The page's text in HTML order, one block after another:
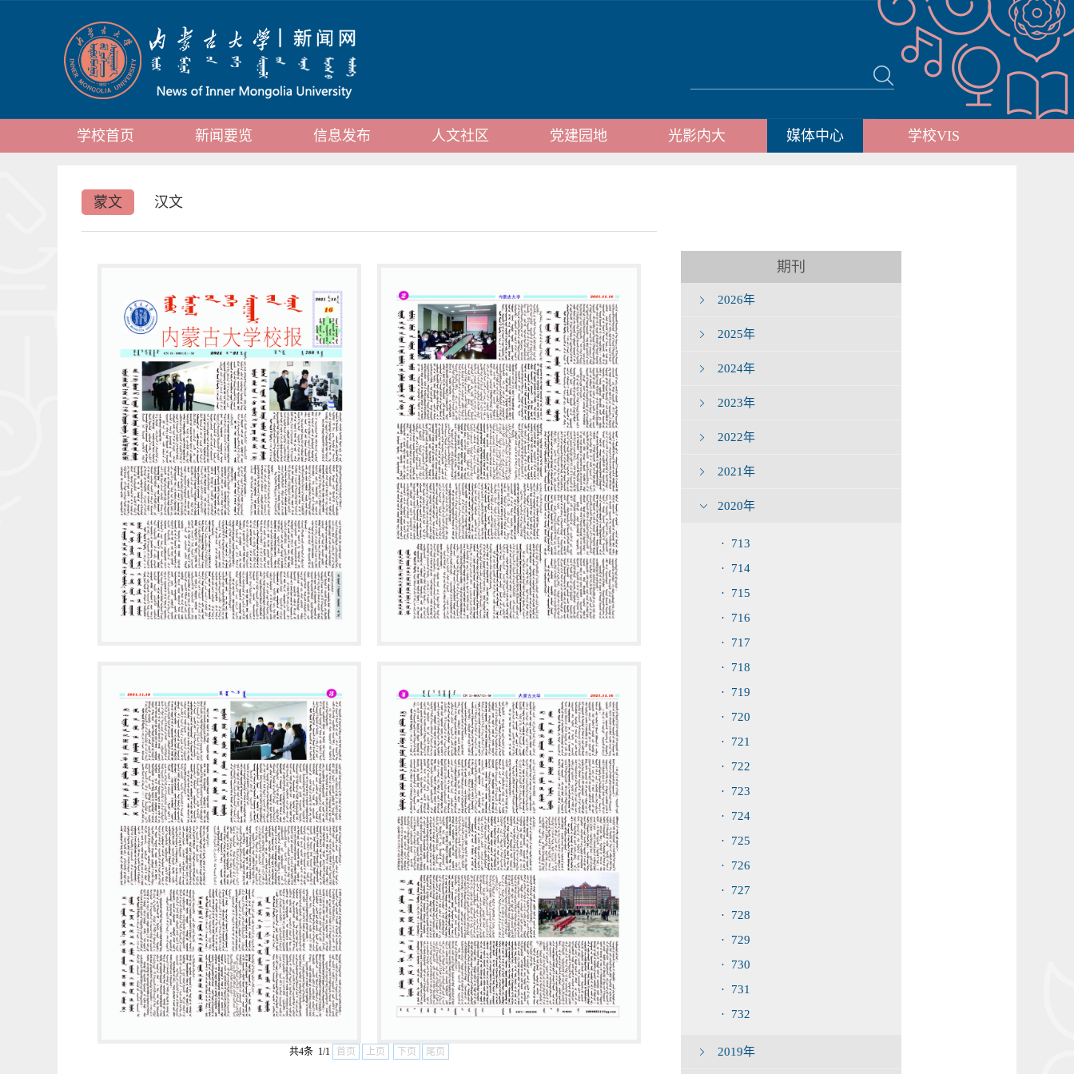
学校首页 新闻要览 信息发布 人文社区 党建园地 光影内大 媒体中心 学校VIS
蒙文 汉文
共4条 1/1 首页 上页 下页 尾页
期刊
2026年
2025年
2024年
2023年
2022年
2021年
2020年
· 713
· 714
· 715
· 716
· 717
· 718
· 719
· 720
· 721
· 722
· 723
· 724
· 725
· 726
· 727
· 728
· 729
· 730
· 731
· 732
2019年